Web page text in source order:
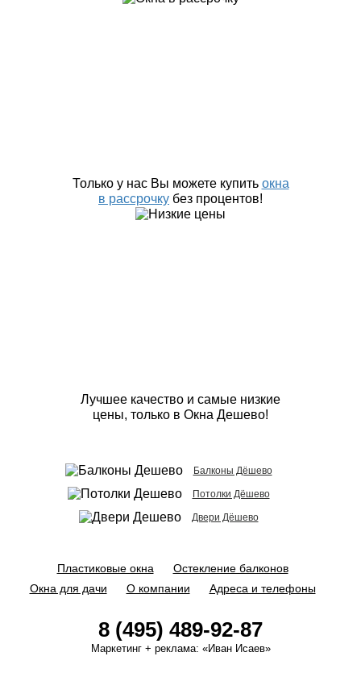
Только у нас Вы можете купить окна
в рассрочку без процентов!
Лучшее качество и самые низкие
цены, только в Окна Дешево!
Балконы Дёшево
Потолки Дёшево
Двери Дёшево
Пластиковые окна
Остекление балконов
Окна для дачи
О компании Адреса и телефоны
8 (495) 489-92-87
Маркетинг + реклама: «Иван Исаев»